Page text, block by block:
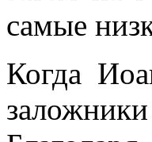
самые
Когда